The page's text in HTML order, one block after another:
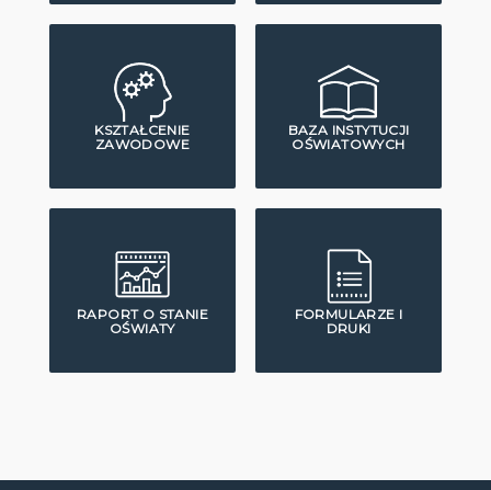
KSZTAŁCENIE
ZAWODOWE
BAZA INSTYTUCJI
OŚWIATOWYCH
RAPORT O STANIE
OŚWIATY
FORMULARZE I
DRUKI